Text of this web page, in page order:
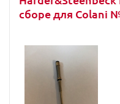
сборе для Colani